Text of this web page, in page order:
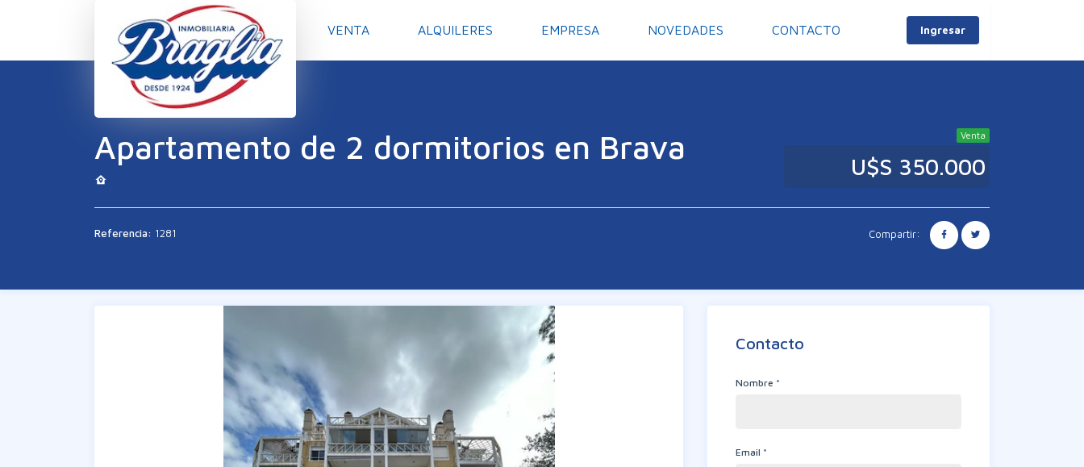
VENTA ALQUILERES EMPRESA NOVEDADES CONTACTO Ingresar
Apartamento de 2 dormitorios en Brava Venta
U$S 350.000
Referencia: 1281 Compartir:
Contacto
Nombre *
Email *